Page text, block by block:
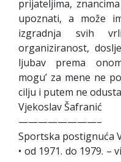
prijateljima,
upoznati, a može
izgradnja svih
organiziranost,
ljubav prema
mogu’ za mene ne
cilju i putem ne
Vjekoslav Šafranić
————————–
Sportska postignuća
• od 1971. do 1979. –